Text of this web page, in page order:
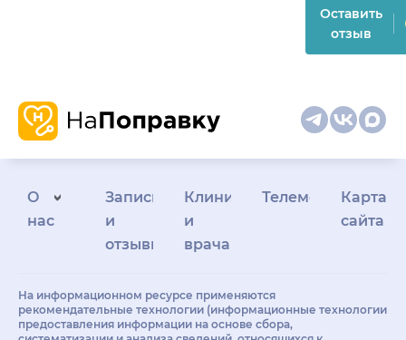
Оставить
отзыв
О
нас
Запись
и
отзывы
Клиникам
и
врачам
Телемедицина
Карта
сайта
На информационном ресурсе применяются
рекомендательные технологии (информационные технологии
предоставления информации на основе сбора,